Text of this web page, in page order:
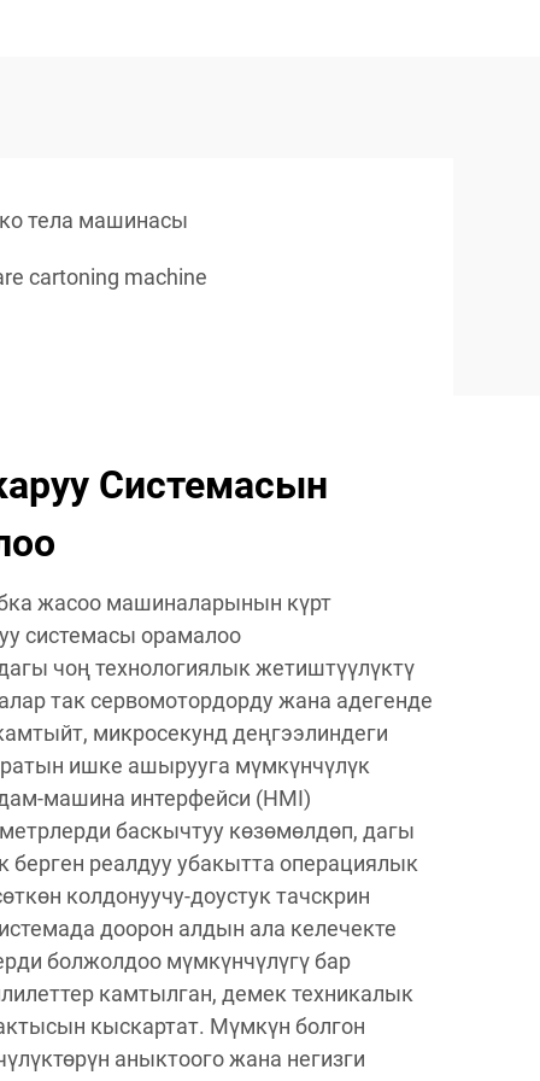
тела машинасы
cartoning machine
Системасын
жасоо машиналарынын күрт
системасы орамалоо
чоң технологиялык жетиштүүлүктү
так сервомотордорду жана адегенде
микросекунд деңгээлиндеги
ишке ашырууга мүмкүнчүлүк
машина интерфейси (HMI)
баскычтуу көзөмөлдөп, дагы
берген реалдуу убакытта операциялык
колдонуучу-доустук тачскрин
доорон алдын ала келечекте
болжолдоо мүмкүнчүлүгү бар
камтылган, демек техникалык
кыскартат. Мүмкүн болгон
аныктоого жана негизги